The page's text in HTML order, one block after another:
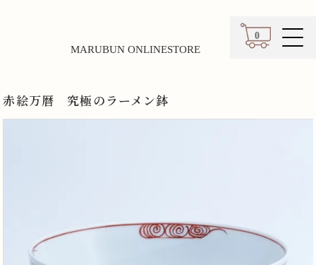
0
カート
MARUBUN ONLINESTORE
赤絵万暦 究極のラーメン鉢